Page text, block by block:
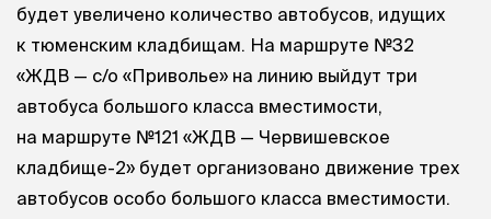
будет увеличено количество автобусов, идущих
к тюменским кладбищам. На маршруте №32
«ЖДВ — с/о «Приволье» на линию выйдут три
автобуса большого класса вместимости,
на маршруте №121 «ЖДВ — Червишевское
кладбище-2» будет организовано движение трех
автобусов особо большого класса вместимости.